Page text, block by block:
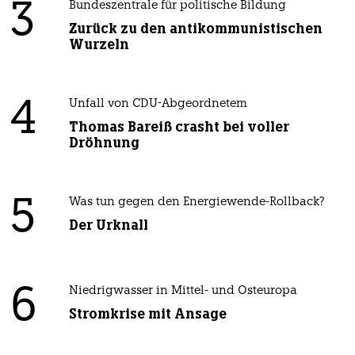
3 Bundeszentrale für politische Bildung
Zurück zu den antikommunistischen
Wurzeln
4 Unfall von CDU-Abgeordnetem
Thomas Bareiß crasht bei voller
Dröhnung
5 Was tun gegen den Energiewende-Rollback?
Der Urknall
6 Niedrigwasser in Mittel- und Osteuropa
Stromkrise mit Ansage